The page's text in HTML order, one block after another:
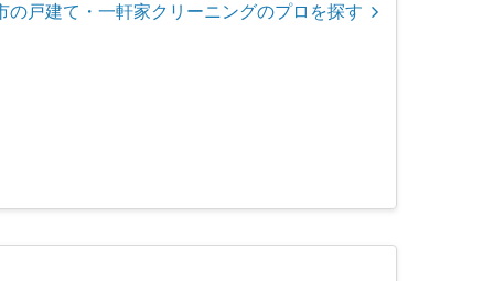
の戸建て・一軒家クリーニングのプロを探す